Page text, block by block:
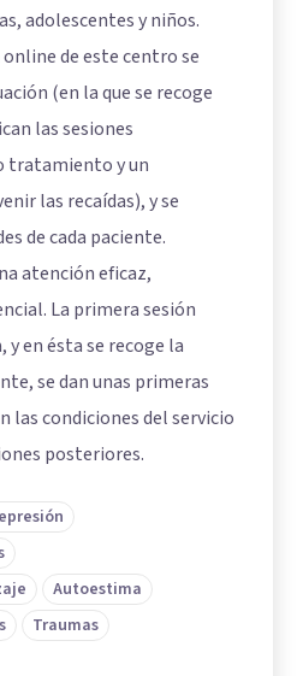
adolescentes y niños.
de este centro se
(en la que se recoge
las sesiones
tratamiento y un
las recaídas), y se
de cada paciente.
atención eficaz,
La primera sesión
en ésta se recoge la
se dan unas primeras
las condiciones del servicio
posteriores.
Autoestima
Traumas